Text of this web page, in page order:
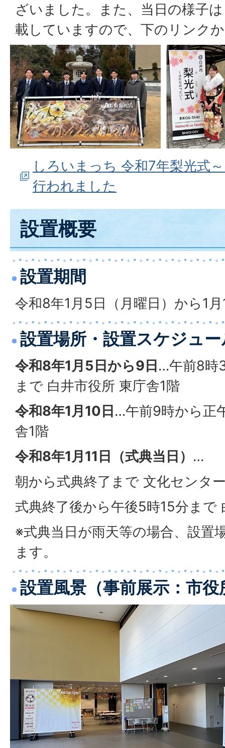
ざいました。また、当日の様子
載していますので、下のリンク
しろいまっち 令和7年梨光式
行われました
設置概要
設置期間
令和8年1月5日（月曜日）から1
設置場所・設置スケジュ
令和8年1月5日から9日 …午前8時
まで 白井市役所 東庁舎1階
令和8年1月10日 …午前9時から正
舎1階
令和8年1月11日（式典当日） …
朝から式典終了まで 文化センタ
式典終了後から午後5時15分まで
※式典当日が雨天等の場合、設置
ます。
設置風景（事前展示：市役